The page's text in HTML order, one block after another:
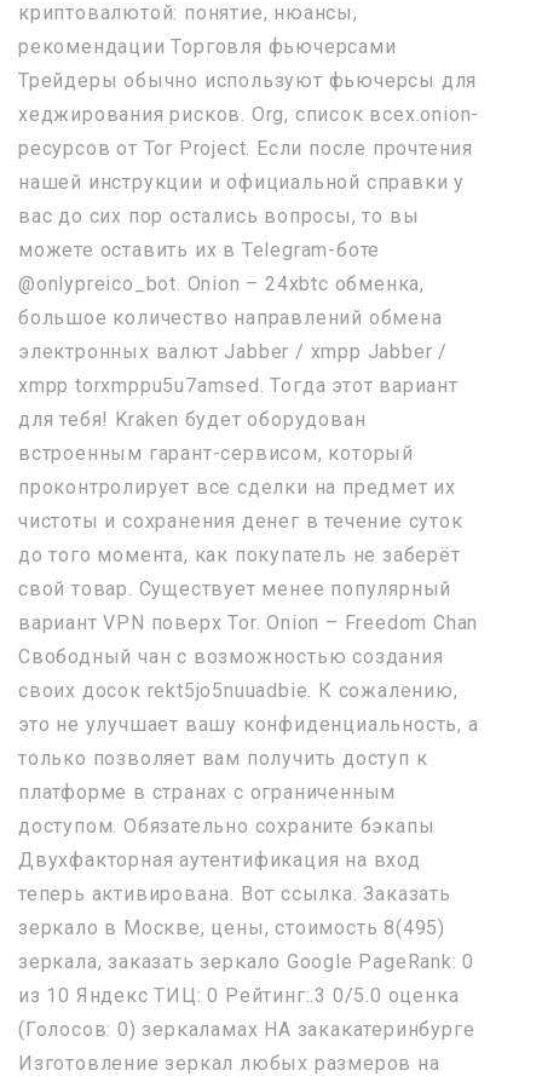
криптовалютой: понятие, нюансы,
рекомендации Торговля фьючерсами
Трейдеры обычно используют фьючерсы для
хеджирования рисков. Org, список всех.onion-
ресурсов от Tor Project. Если после прочтения
нашей инструкции и официальной справки у
вас до сих пор остались вопросы, то вы
можете оставить их в Telegram-боте
@onlypreico_bot. Onion – 24xbtc обменка,
большое количество направлений обмена
электронных валют Jabber / xmpp Jabber /
xmpp torxmppu5u7amsed. Тогда этот вариант
для тебя! Kraken будет оборудован
встроенным гарант-сервисом, который
проконтролирует все сделки на предмет их
чистоты и сохранения денег в течение суток
до того момента, как покупатель не заберёт
свой товар. Существует менее популярный
вариант VPN поверх Tor. Onion – Freedom Chan
Свободный чан с возможностью создания
своих досок rekt5jo5nuuadbie. К сожалению,
это не улучшает вашу конфиденциальность, а
только позволяет вам получить доступ к
платформе в странах с ограниченным
доступом. Обязательно сохраните бэкапы
Двухфакторная аутентификация на вход
теперь активирована. Вот ссылка. Заказать
зеркало в Москве, цены, стоимость 8(495)
зеркала, заказать зеркало Google PageRank: 0
из 10 Яндекс ТИЦ: 0 Рейтинг:.3 0/5.0 оценка
(Голосов: 0) зеркаламах НА закакатеринбурге
Изготовление зеркал любых размеров на